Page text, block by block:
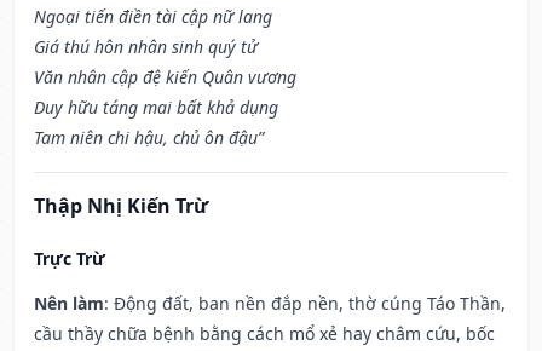
Ngoại tiến điền tài cập nữ lang
Giá thú hôn nhân sinh quý tử
Văn nhân cập đệ kiến Quân vương
Duy hữu táng mai bất khả dụng
Tam niên chi hậu, chủ ôn đậu”
Thập Nhị Kiến Trừ
Trực Trừ
Nên làm: Động đất, ban nền đắp nền, thờ cúng Táo Thần,
cầu thầy chữa bệnh bằng cách mổ xẻ hay châm cứu, bốc